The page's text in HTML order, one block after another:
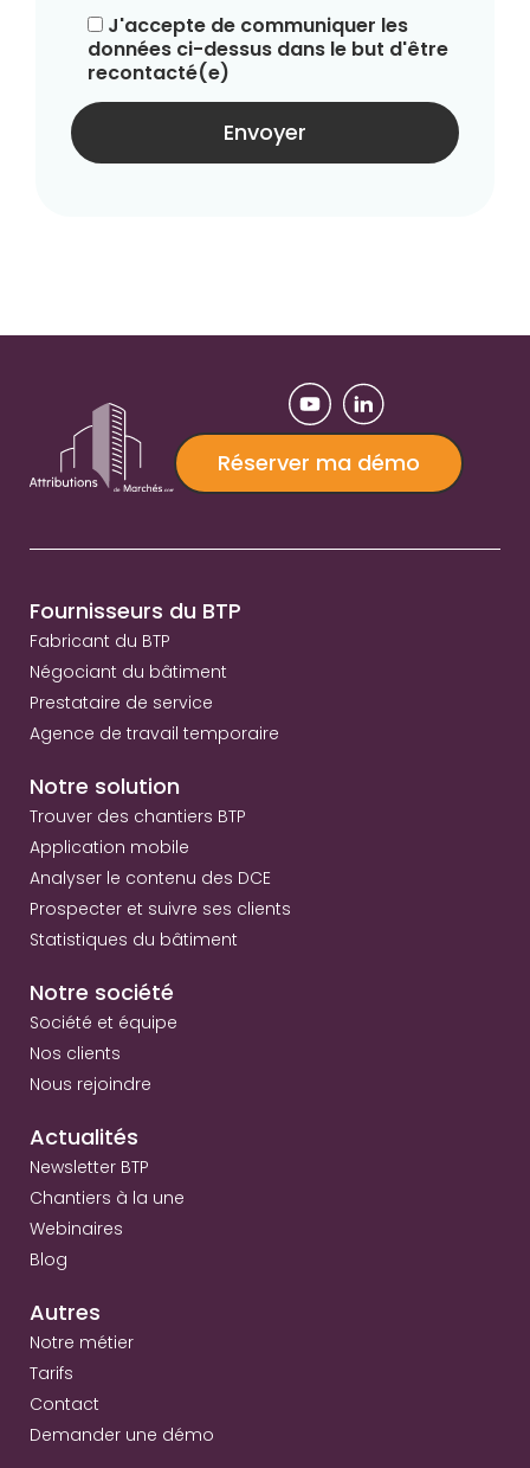
J'accepte de communiquer les
données ci-dessus dans le but d'être
recontacté(e)
Réserver ma démo
Fournisseurs du BTP
Fabricant du BTP
Négociant du bâtiment
Prestataire de service
Agence de travail temporaire
Notre solution
Trouver des chantiers BTP
Application mobile
Analyser le contenu des DCE
Prospecter et suivre ses clients
Statistiques du bâtiment
Notre société
Société et équipe
Nos clients
Nous rejoindre
Actualités
Newsletter BTP
Chantiers à la une
Webinaires
Blog
Autres
Notre métier
Tarifs
Contact
Demander une démo